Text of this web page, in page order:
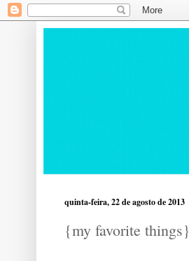
quinta-feira, 22 de agosto de 2013
{my favorite things}